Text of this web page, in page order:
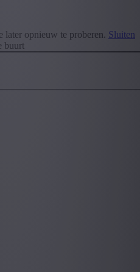
later opnieuw te proberen. Sluiten
buurt